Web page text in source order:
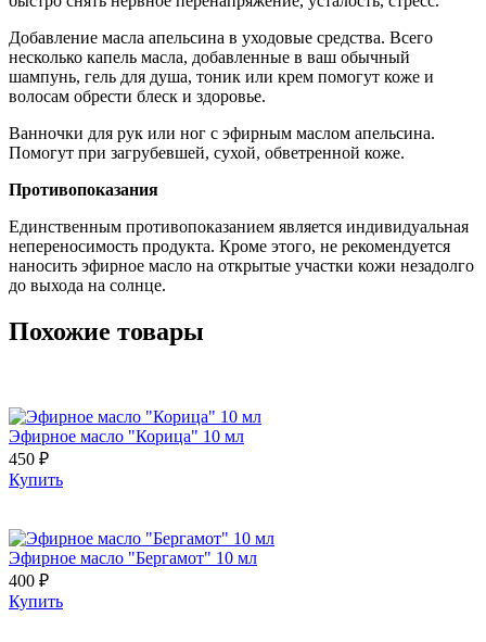
Добавление масла апельсина в уходовые средства. Всего
несколько капель масла, добавленные в ваш обычный
шампунь, гель для душа, тоник или крем помогут коже и
волосам обрести блеск и здоровье.
Ванночки для рук или ног с эфирным маслом апельсина.
Помогут при загрубевшей, сухой, обветренной коже.
Противопоказания
Единственным противопоказанием является индивидуальная
непереносимость продукта. Кроме этого, не рекомендуется
наносить эфирное масло на открытые участки кожи незадолго
до выхода на солнце.
Похожие товары
Эфирное масло "Корица" 10 мл
450 ₽
Купить
Эфирное масло "Бергамот" 10 мл
400 ₽
Купить